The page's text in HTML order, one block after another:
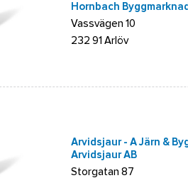
Hornbach
Vassvägen 10
232 91 Arlöv
Arvidsjaur - A Järn &
Arvidsjaur AB
Storgatan 87